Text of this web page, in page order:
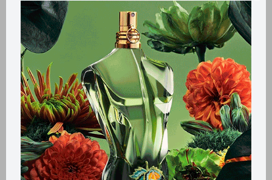
LlegaMAÑANA
LlegaMAÑANA
Garnier Nutrisse Cor intensa -
LlegaMAÑANA
LlegaMAÑANA
Garnier Nutrisse oleos Sin